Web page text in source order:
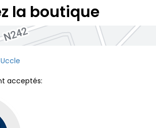
la boutique
acceptés: